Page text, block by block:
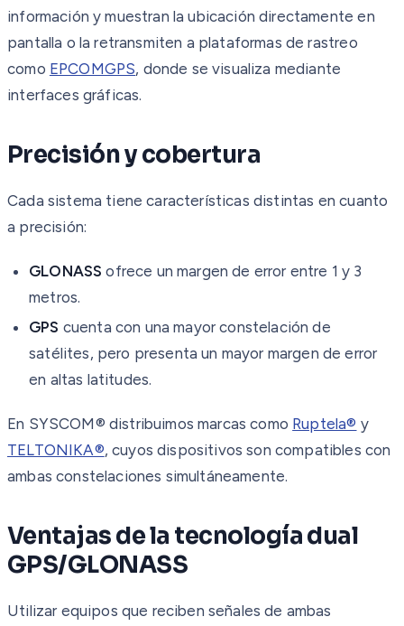
información y muestran la ubicación directamente en
pantalla o la retransmiten a plataformas de rastreo
como EPCOMGPS, donde se visualiza mediante
interfaces gráficas.
Precisión y cobertura
Cada sistema tiene características distintas en cuanto
a precisión:
GLONASS ofrece un margen de error entre 1 y 3
metros.
GPS cuenta con una mayor constelación de
satélites, pero presenta un mayor margen de error
en altas latitudes.
En SYSCOM® distribuimos marcas como Ruptela® y
TELTONIKA®, cuyos dispositivos son compatibles con
ambas constelaciones simultáneamente.
Ventajas de la tecnología dual
GPS/GLONASS
Utilizar equipos que reciben señales de ambas